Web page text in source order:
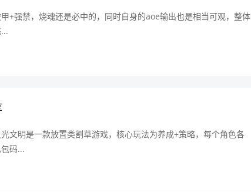
+强禁，烧魂还是必中的，同时自身的aoe输出也是相当可观，整体
文明是一款放置类割草游戏，核心玩法为养成+策略，每个角色各
码...